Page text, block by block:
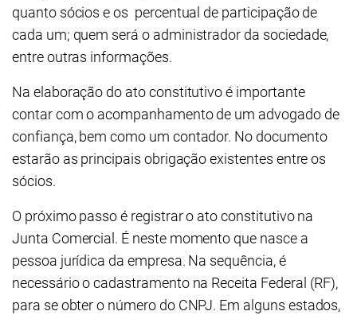
quanto sócios e os percentual de participação de
cada um; quem será o administrador da sociedade,
entre outras informações.
Na elaboração do ato constitutivo é importante
contar com o acompanhamento de um advogado de
confiança, bem como um contador. No documento
estarão as principais obrigação existentes entre os
sócios.
O próximo passo é registrar o ato constitutivo na
Junta Comercial. É neste momento que nasce a
pessoa jurídica da empresa. Na sequência, é
necessário o cadastramento na Receita Federal (RF),
para se obter o número do CNPJ. Em alguns estados,